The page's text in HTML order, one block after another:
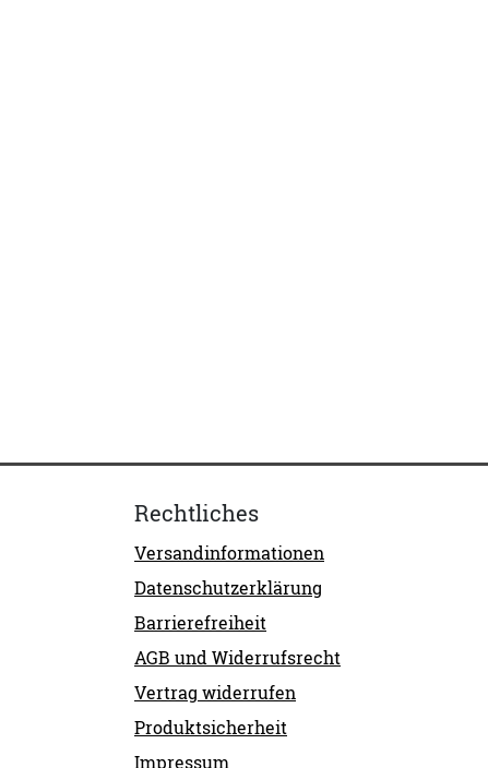
Rechtliches
Versandinformationen
Datenschutzerklärung
Barrierefreiheit
AGB und Widerrufsrecht
Vertrag widerrufen
Produktsicherheit
Impressum